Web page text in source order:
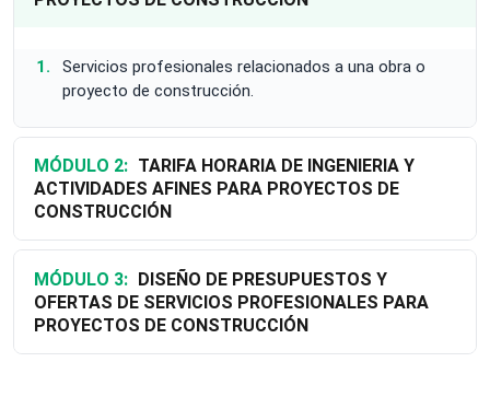
Servicios profesionales relacionados a una obra o
proyecto de construcción.
MÓDULO 2:
ACTIVIDADES AFINES PARA PROYECTOS DE
CONSTRUCCIÓN
MÓDULO 3:
OFERTAS DE SERVICIOS PROFESIONALES PARA
PROYECTOS DE CONSTRUCCIÓN